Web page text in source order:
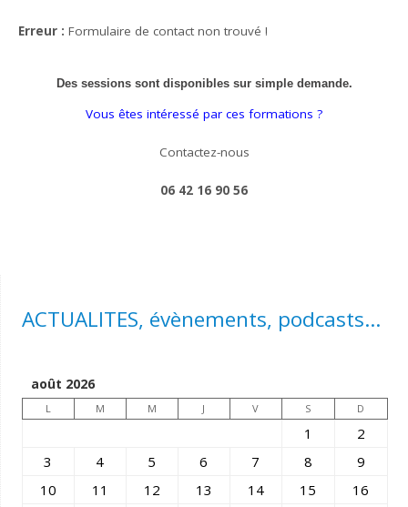
Erreur : Formulaire de contact non trouvé !
Des sessions sont disponibles sur simple demande.
Vous êtes intéressé par ces formations ?
Contactez-nous
06 42 16 90 56
ACTUALITES, évènements, podcasts...
août 2026
L M M J V S D
1
2
3
4 5 6 7 8
9
10
11 12 13 14 15
16